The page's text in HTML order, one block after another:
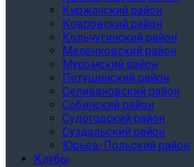
Киржачский район
Ковровский район
Кольчугинский район
Меленковский район
Муромский район
Петушинский район
Селивановский район
Собинский район
Судогодский район
Суздальский район
Юрьев-Польский район
Клубы